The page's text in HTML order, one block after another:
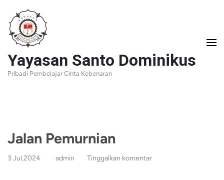
Lompat
ke
konten
(Tekan
Enter)
Yayasan Santo Dominikus
Pribadi Pembelajar Cinta Kebenaran
Jalan Pemurnian
3 Jul,2024 admin Tinggalkan komentar